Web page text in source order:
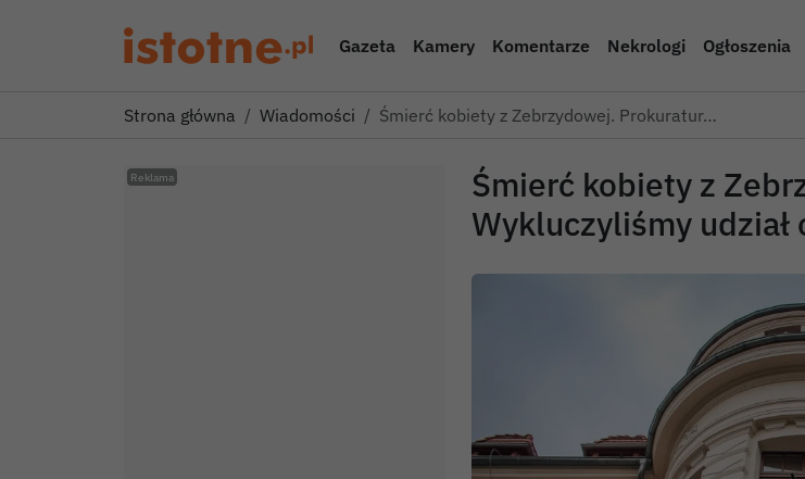
Gazeta Kamery Komentarze Nekrologi Ogłoszenia
Strona główna Wiadomości Śmierć kobiety z Zebrzydowej. Prokuratur…
Śmierć kobiety z
Wykluczyliśmy udział